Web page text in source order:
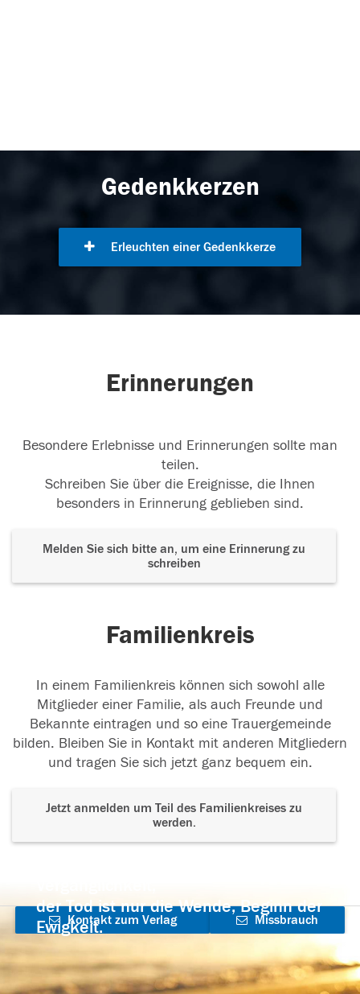
Gedenkkerzen
Erleuchten einer Gedenkkerze
Erinnerungen
Besondere Erlebnisse und Erinnerungen sollte man
teilen.
Schreiben Sie über die Ereignisse, die Ihnen
besonders in Erinnerung geblieben sind.
Melden Sie sich bitte an, um eine Erinnerung zu
schreiben
Familienkreis
In einem Familienkreis können sich sowohl alle
Mitglieder einer Familie, als auch Freunde und
Bekannte eintragen und so eine Trauergemeinde
bilden. Bleiben Sie in Kontakt mit anderen Mitgliedern
und tragen Sie sich jetzt ganz bequem ein.
Jetzt anmelden um Teil des Familienkreises zu
werden.
der Tod ist nur die Wende, Beginn der
Ewigkeit.
Kontakt zum Verlag
aufnehmen
Missbrauch